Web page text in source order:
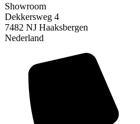
Showroom
Dekkersweg 4
7482 NJ Haaksbergen
Nederland